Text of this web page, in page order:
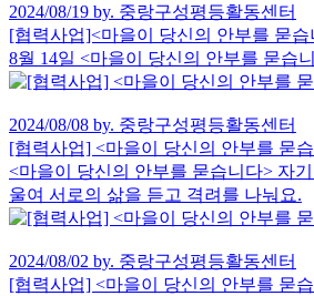
2024/08/19 by. 중랑구성평등활동센터
[협력사업]<마을이 당신의 안부를 묻습
8월 14일 <마을이 당신의 안부를 묻습
2024/08/08 by. 중랑구성평등활동센터
[협력사업] <마을이 당신의 안부를 묻
<마을이 당신의 안부를 묻습니다> 자
울여 서로의 삶을 듣고 격려를 나눠요.
2024/08/02 by. 중랑구성평등활동센터
[협력사업] <마을이 당신의 안부를 묻